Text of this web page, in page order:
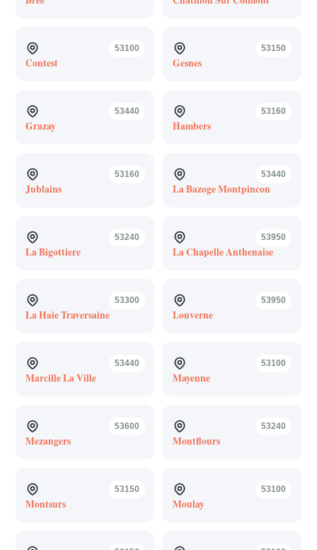
53100
Contest
53150
Gesnes
53440
Grazay
53160
Hambers
53160
Jublains
53440
La Bazoge Montpincon
53240
La Bigottiere
53950
La Chapelle Anthenaise
53300
La Haie Traversaine
53950
Louverne
53440
Marcille La Ville
53100
Mayenne
53600
Mezangers
53240
Montflours
53150
Montsurs
53100
Moulay